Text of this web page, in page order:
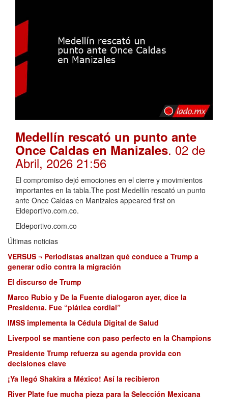
Medellín rescató un punto ante
Once Caldas en Manizales. 02 de
Abril, 2026 21:56
El compromiso dejó emociones en el cierre y movimientos
importantes en la tabla.The post Medellín rescató un punto
ante Once Caldas en Manizales appeared first on
Eldeportivo.com.co.
Eldeportivo.com.co
Últimas noticias
VERSUS ¬ Periodistas analizan qué conduce a Trump a
generar odio contra la migración
El discurso de Trump
Marco Rubio y De la Fuente dialogaron ayer, dice la
Presidenta. Fue “plática cordial”
IMSS implementa la Cédula Digital de Salud
Liverpool se mantiene con paso perfecto en la Champions
Presidente Trump refuerza su agenda provida con
decisiones clave
¡Ya llegó Shakira a México! Así la recibieron
River Plate fue mucha pieza para la Selección Mexicana